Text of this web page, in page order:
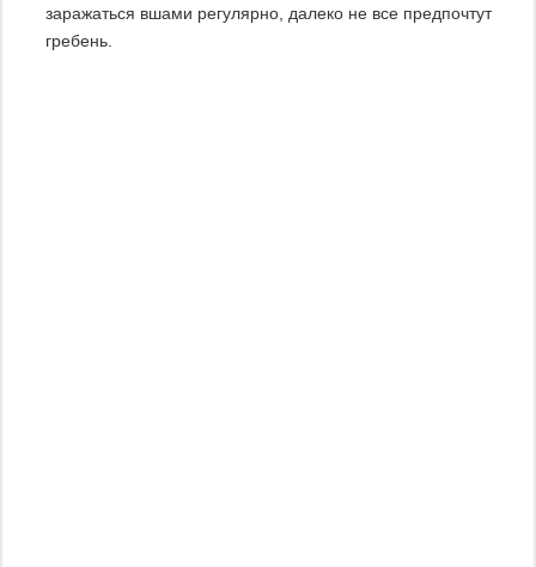
заражаться вшами регулярно, далеко не все предпочтут
гребень.